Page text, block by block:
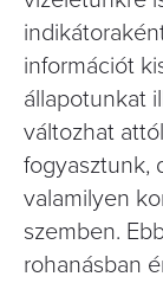
információt
állapotunkat
változhat
fogyasztunk,
valamilyen
szemben.
rohanásban